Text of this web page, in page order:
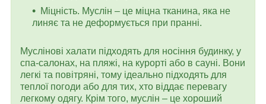
Міцність. Муслін – це міцна тканина, яка не
линяє та не деформується при пранні.
Муслінові халати підходять для носіння будинку, у
спа-салонах, на пляжі, на курорті або в сауні. Вони
легкі та повітряні, тому ідеально підходять для
теплої погоди або для тих, хто віддає перевагу
легкому одягу. Крім того, муслін – це хороший